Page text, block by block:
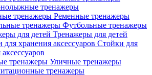
тренажеры
Ременные тренажеры
Футбольные тренажеры
Тренажеры для детей
Стойки для
Уличные тренажеры